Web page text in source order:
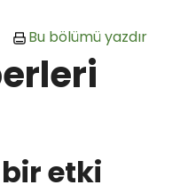
Bu bölümü yazdır
etki